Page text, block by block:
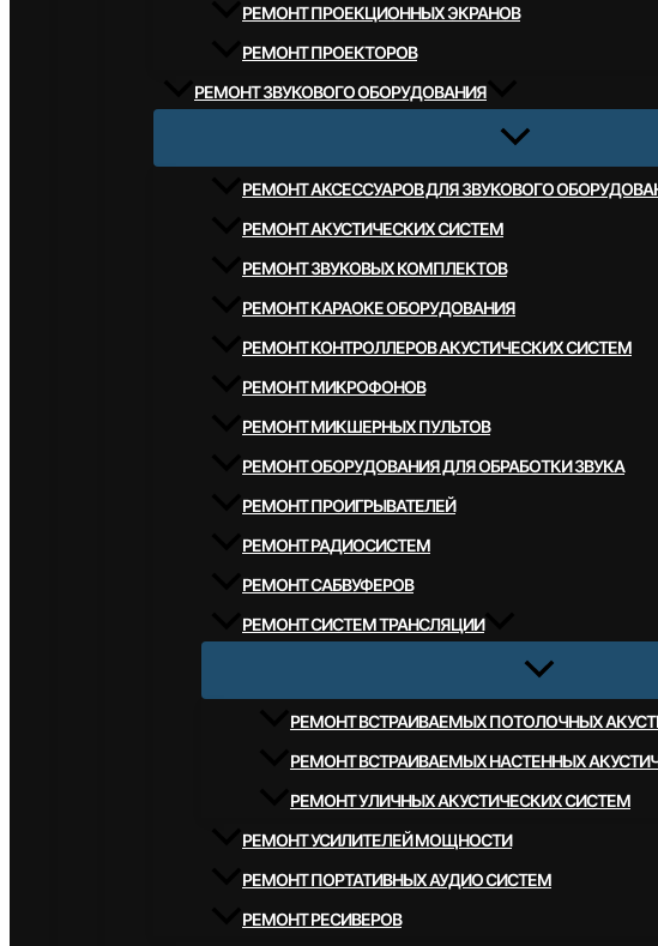
РЕМОНТ ПРОЕКЦИОННЫХ ЭКРАНОВ
РЕМОНТ ПРОЕКТОРОВ
РЕМОНТ ЗВУКОВОГО ОБОРУДОВАНИЯ
РЕМОНТ АКСЕССУАРОВ ДЛЯ ЗВУКОВОГО
РЕМОНТ АКУСТИЧЕСКИХ СИСТЕМ
РЕМОНТ ЗВУКОВЫХ КОМПЛЕКТОВ
РЕМОНТ КАРАОКЕ ОБОРУДОВАНИЯ
РЕМОНТ КОНТРОЛЛЕРОВ АКУСТИЧЕСКИХ СИСТЕМ
РЕМОНТ МИКРОФОНОВ
РЕМОНТ МИКШЕРНЫХ ПУЛЬТОВ
РЕМОНТ ОБОРУДОВАНИЯ ДЛЯ ОБРАБОТКИ ЗВУКА
РЕМОНТ ПРОИГРЫВАТЕЛЕЙ
РЕМОНТ РАДИОСИСТЕМ
РЕМОНТ САБВУФЕРОВ
РЕМОНТ СИСТЕМ ТРАНСЛЯЦИИ
РЕМОНТ ВСТРАИВАЕМЫХ ПОТОЛОЧНЫХ
РЕМОНТ ВСТРАИВАЕМЫХ НАСТЕННЫХ
РЕМОНТ УЛИЧНЫХ АКУСТИЧЕСКИХ СИСТЕМ
РЕМОНТ УСИЛИТЕЛЕЙ МОЩНОСТИ
РЕМОНТ ПОРТАТИВНЫХ АУДИО СИСТЕМ
РЕМОНТ РЕСИВЕРОВ